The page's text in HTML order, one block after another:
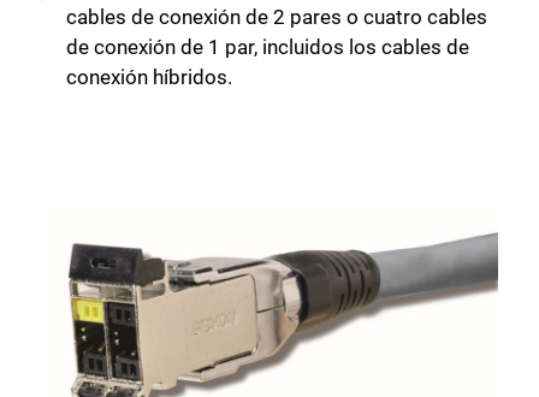
cables de conexión de 2 pares o cuatro cables
de conexión de 1 par, incluidos los cables de
conexión híbridos.